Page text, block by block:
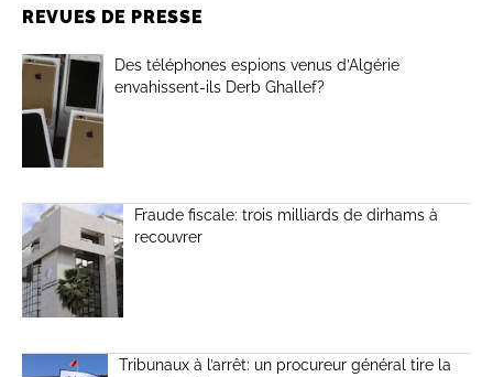
REVUES DE PRESSE
Des téléphones espions venus d’Algérie
envahissent-ils Derb Ghallef?
Fraude fiscale: trois milliards de dirhams à
recouvrer
Tribunaux à l’arrêt: un procureur général tire la